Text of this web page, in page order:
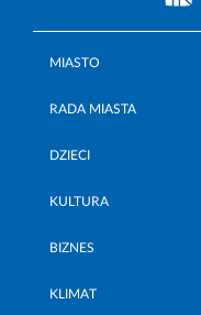
MIASTO
RADA MIASTA
DZIECI
KULTURA
BIZNES
KLIMAT